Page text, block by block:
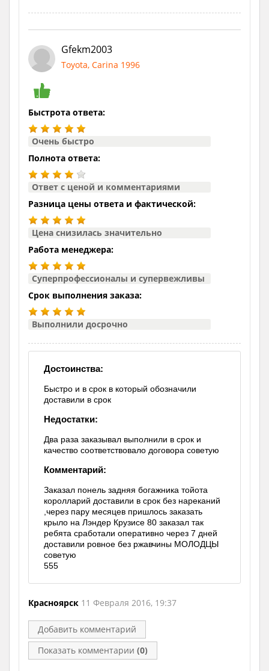
Gfekm2003
Toyota, Carina 1996
Быстрота ответа:
Очень быстро
Полнота ответа:
Ответ с ценой и комментариями
Разница цены ответа и фактической:
Цена снизилась значительно
Работа менеджера:
Суперпрофессионалы и супервежливы
Срок выполнения заказа:
Выполнили досрочно
Достоинства:
Быстро и в срок в который обозначили
доставили в срок
Недостатки:
Два раза заказывал выполнили в срок и
качество соответствовало договора советую
Комментарий:
Заказал понель задняя богажника тойота
королларий доставили в срок без нареканий
,через пару месяцев пришлось заказать
крыло на Лэндер Крузисе 80 заказал так
ребята сработали оперативно через 7 дней
доставили ровное без ржавчины МОЛОДЦЫ
советую
555
Красноярск 11 Февраля 2016, 19:37
Добавить комментарий
Показать комментарии (0)